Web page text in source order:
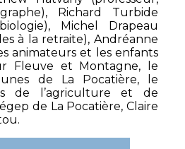
Richard Turbide
Michel Drapeau
à la retraite), Andréanne
animateurs et les enfants
Fleuve et Montagne, le
de La Pocatière, le
de l’agriculture et de
de La Pocatière, Claire